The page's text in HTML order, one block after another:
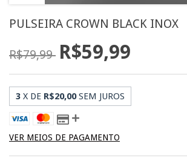
PULSEIRA CROWN BLACK INOX
R$79,99 R$59,99
3 X DE R$20,00 SEM JUROS
VER MEIOS DE PAGAMENTO